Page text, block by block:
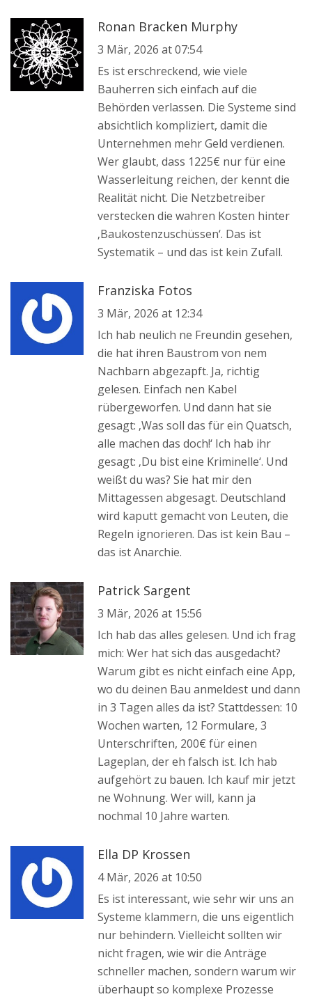
Ronan Bracken Murphy
3 Mär, 2026 at 07:54
Es ist erschreckend, wie viele
Bauherren sich einfach auf die
Behörden verlassen. Die Systeme sind
absichtlich kompliziert, damit die
Unternehmen mehr Geld verdienen.
Wer glaubt, dass 1225€ nur für eine
Wasserleitung reichen, der kennt die
Realität nicht. Die Netzbetreiber
verstecken die wahren Kosten hinter
‚Baukostenzuschüssen‘. Das ist
Systematik – und das ist kein Zufall.
Franziska Fotos
3 Mär, 2026 at 12:34
Ich hab neulich ne Freundin gesehen,
die hat ihren Baustrom von nem
Nachbarn abgezapft. Ja, richtig
gelesen. Einfach nen Kabel
rübergeworfen. Und dann hat sie
gesagt: ‚Was soll das für ein Quatsch,
alle machen das doch!‘ Ich hab ihr
gesagt: ‚Du bist eine Kriminelle‘. Und
weißt du was? Sie hat mir den
Mittagessen abgesagt. Deutschland
wird kaputt gemacht von Leuten, die
Regeln ignorieren. Das ist kein Bau –
das ist Anarchie.
Patrick Sargent
3 Mär, 2026 at 15:56
Ich hab das alles gelesen. Und ich frag
mich: Wer hat sich das ausgedacht?
Warum gibt es nicht einfach eine App,
wo du deinen Bau anmeldest und dann
in 3 Tagen alles da ist? Stattdessen: 10
Wochen warten, 12 Formulare, 3
Unterschriften, 200€ für einen
Lageplan, der eh falsch ist. Ich hab
aufgehört zu bauen. Ich kauf mir jetzt
ne Wohnung. Wer will, kann ja
nochmal 10 Jahre warten.
Ella DP Krossen
4 Mär, 2026 at 10:50
Es ist interessant, wie sehr wir uns an
Systeme klammern, die uns eigentlich
nur behindern. Vielleicht sollten wir
nicht fragen, wie wir die Anträge
schneller machen, sondern warum wir
überhaupt so komplexe Prozesse